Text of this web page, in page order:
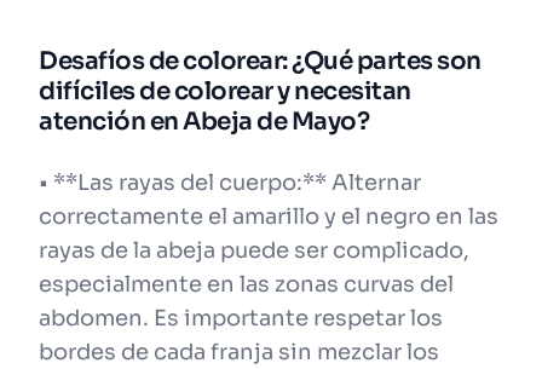
Desafíos de colorear: ¿Qué partes son
difíciles de colorear y necesitan
atención en Abeja de Mayo?
• **Las rayas del cuerpo:** Alternar
correctamente el amarillo y el negro en las
rayas de la abeja puede ser complicado,
especialmente en las zonas curvas del
abdomen. Es importante respetar los
bordes de cada franja sin mezclar los